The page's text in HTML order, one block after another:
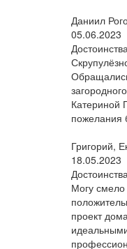
Даниил
05.06.2023
Катериной
пожелания
Григорий,
18.05.2023
Могу
проект